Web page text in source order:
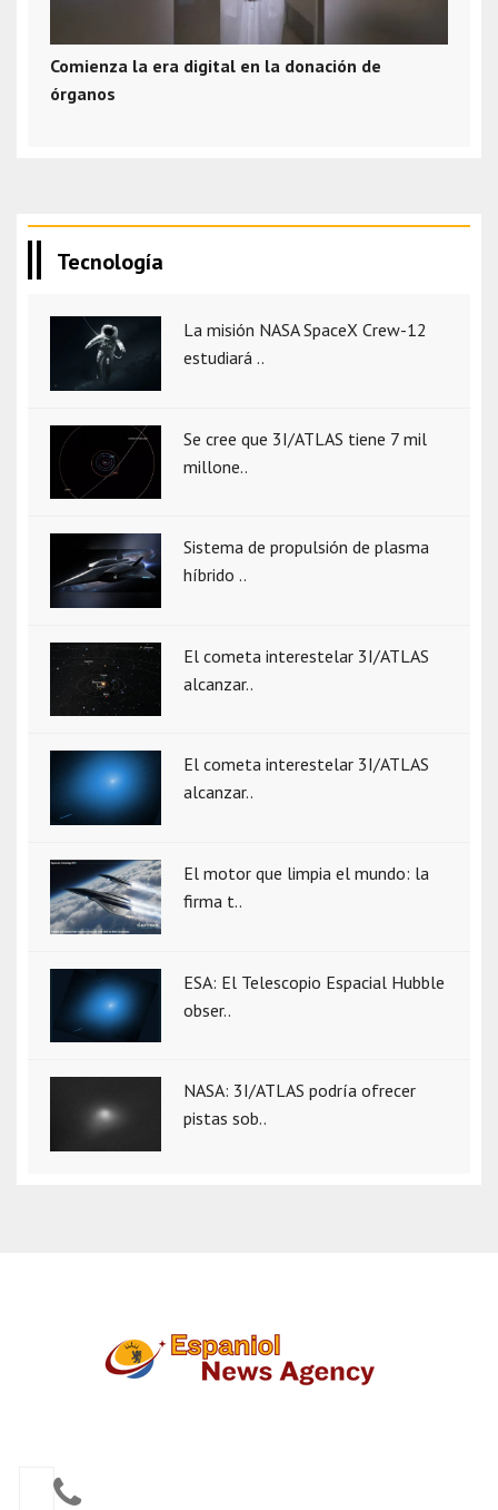
Comienza la era digital en la donación de
órganos
Tecnología
La misión NASA SpaceX Crew-12
estudiará ..
Se cree que 3I/ATLAS tiene 7 mil
millone..
Sistema de propulsión de plasma
híbrido ..
El cometa interestelar 3I/ATLAS
alcanzar..
El cometa interestelar 3I/ATLAS
alcanzar..
El motor que limpia el mundo: la
firma t..
ESA: El Telescopio Espacial Hubble
obser..
NASA: 3I/ATLAS podría ofrecer
pistas sob..